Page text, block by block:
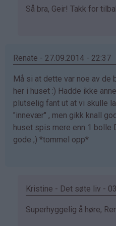
Som
Geir
(ikke
bekreftet)
Så bra, Geir! Takk for
Renate - 27.09.2014 - 22:37
Må si at dette var noe av
her i huset :) Hadde ikke
plutselig fant ut at vi skulle
"innevær" , men gikk knall
huset spis mere enn 1 bolle
gode ;) *tommel opp*
Kristine - Det søte liv -
Som
Superhyggelig å høre,